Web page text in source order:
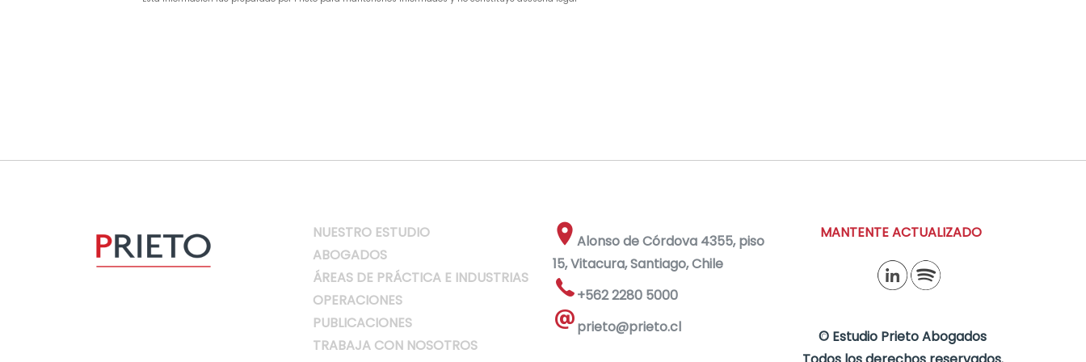
NUESTRO ESTUDIO
ABOGADOS
ÁREAS DE PRÁCTICA E INDUSTRIAS
OPERACIONES
PUBLICACIONES
TRABAJA CON NOSOTROS
Alonso de Córdova 4355, piso
15, Vitacura, Santiago, Chile
+562 2280 5000
prieto@prieto.cl
MANTENTE ACTUALIZADO
© Estudio Prieto Abogados